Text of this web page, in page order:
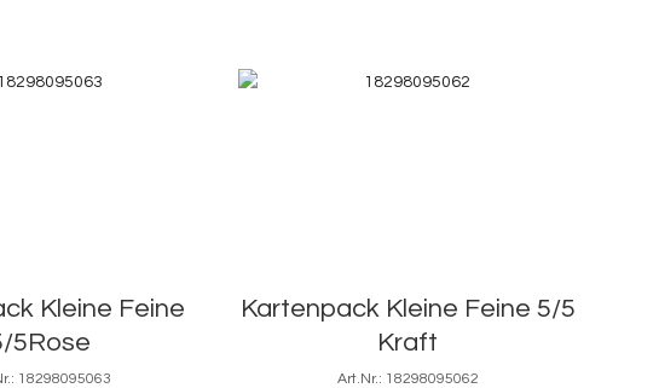
Kleine Feine
5Rose
18298095063
Kartenpack Kleine Feine 5/5
Kraft
Art.Nr.: 18298095062